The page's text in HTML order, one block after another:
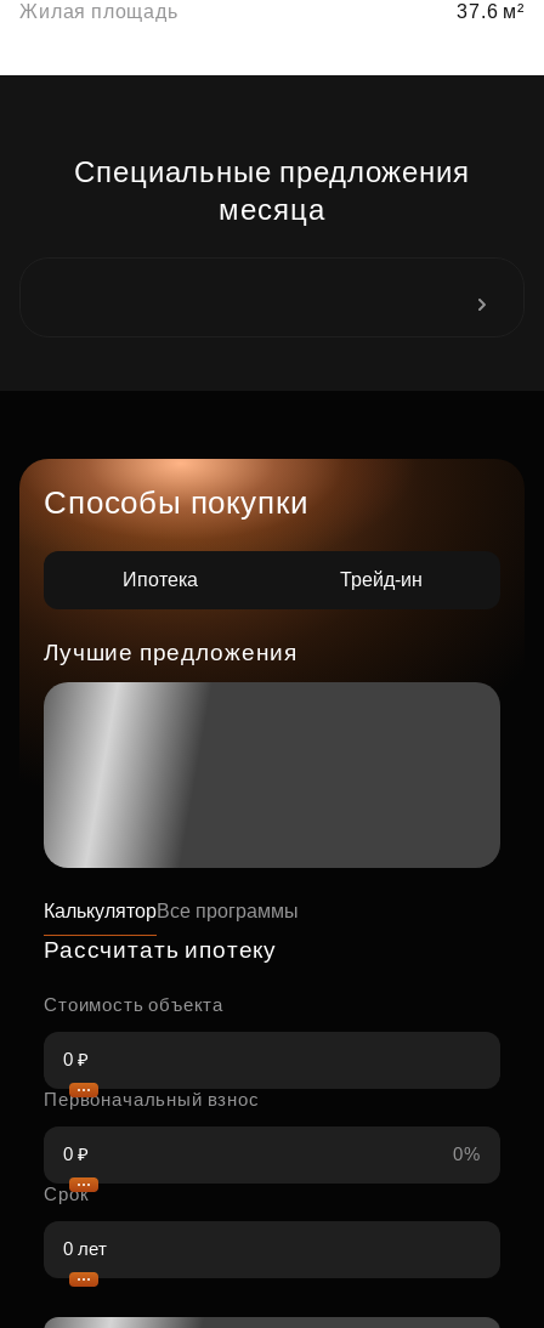
Жилая площадь 37.6 м²
Специальные предложения
месяца
Способы покупки
Ипотека Трейд-ин
Лучшие предложения
КалькуляторВсе программы
Рассчитать ипотеку
Стоимость объекта
Первоначальный взнос
0%
Срок